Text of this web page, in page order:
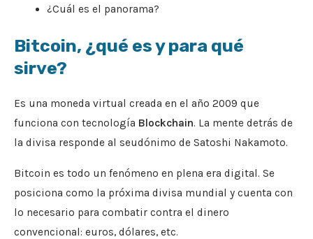
¿Cuál es el panorama?
Bitcoin, ¿qué es y para qué
sirve?
Es una moneda virtual creada en el año 2009 que
funciona con tecnología Blockchain. La mente detrás de
la divisa responde al seudónimo de Satoshi Nakamoto.
Bitcoin es todo un fenómeno en plena era digital. Se
posiciona como la próxima divisa mundial y cuenta con
lo necesario para combatir contra el dinero
convencional: euros, dólares, etc.